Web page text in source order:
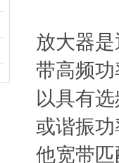
放大器
带高频
以具有
或谐振
他宽带